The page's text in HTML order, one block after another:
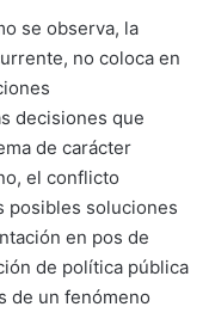
se observa, la
no coloca en
decisiones que
de carácter
el conflicto
posibles soluciones
en pos de
de política pública
de un fenómeno